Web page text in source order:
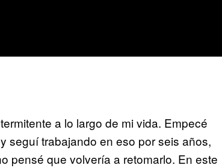
a lo largo de mi vida. Empecé
seguí trabajando en eso por seis años,
pensé que volvería a retomarlo. En este